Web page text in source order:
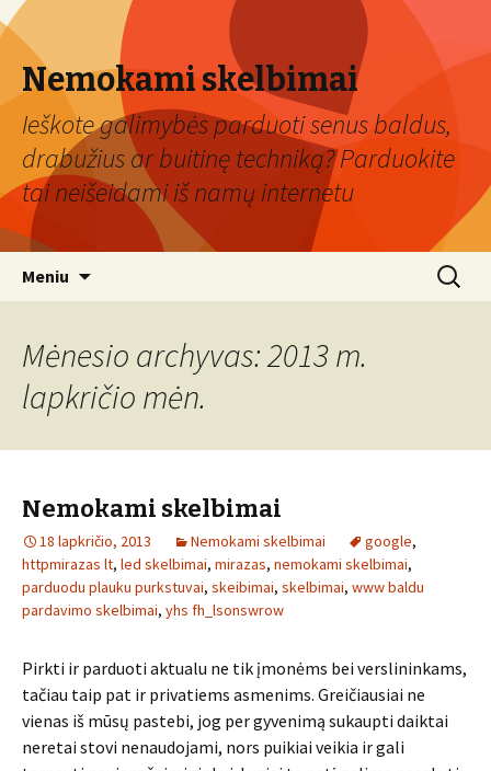
Nemokami skelbimai
Ieškote galimybės parduoti senus baldus,
drabužius ar buitinę techniką? Parduokite
tai neišeidami iš namų internetu
Meniu Ieškoti:
Mėnesio archyvas: 2013 m.
lapkričio mėn.
Nemokami skelbimai
18 lapkričio, 2013 Nemokami skelbimai google,
httpmirazas lt, led skelbimai, mirazas, nemokami skelbimai,
parduodu plauku purkstuvai, skeibimai, skelbimai, www baldu
pardavimo skelbimai, yhs fh_lsonswrow
Pirkti ir parduoti aktualu ne tik įmonėms bei verslininkams,
tačiau taip pat ir privatiems asmenims. Greičiausiai ne
vienas iš mūsų pastebi, jog per gyvenimą sukaupti daiktai
neretai stovi nenaudojami, nors puikiai veikia ir gali